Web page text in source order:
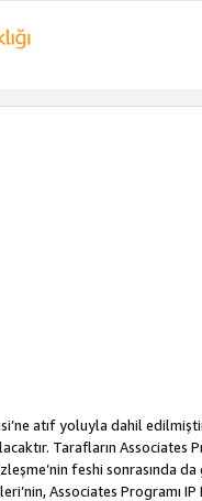
atıf yoluyla dahil
Tarafların Associates
feshi sonrasında
Associates Programı IP